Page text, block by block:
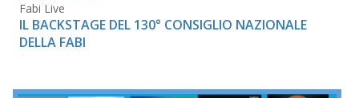
Fabi Live
IL BACKSTAGE DEL 130° CONSIGLIO NAZIONALE
DELLA FABI